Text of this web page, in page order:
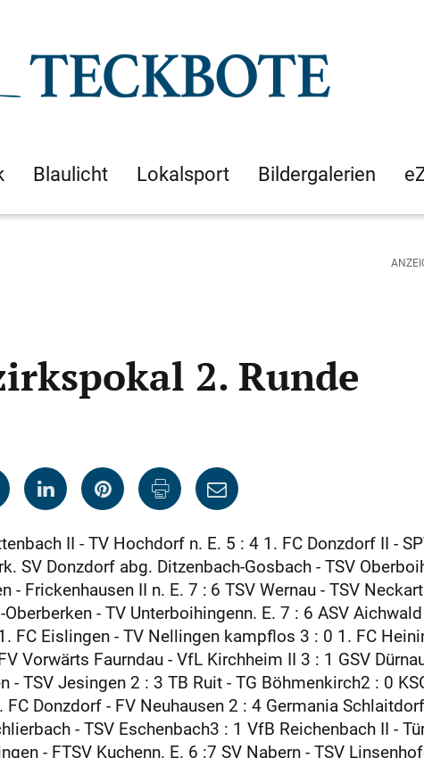
Blaulicht Lokalsport Bildergalerien
2. Runde
II - TV Hochdorf n. E. 5 : 4 1. FC Donzdorf II -
SV Donzdorf abg. Ditzenbach-Gosbach - TSV
- Frickenhausen II n. E. 7 : 6 TSV Wernau - TSV
- TV Unterboihingenn. E. 7 : 6 ASV Aichwald
FC Eislingen - TV Nellingen kampflos 3 : 0 1. FC
Vorwärts Faurndau - VfL Kirchheim II 3 : 1 GSV
TSV Jesingen 2 : 3 TB Ruit - TG Böhmenkirch2 : 0
Donzdorf - FV Neuhausen 2 : 4 Germania
- TSV Eschenbach3 : 1 VfB Reichenbach II -
- FTSV Kuchenn. E. 6 :7 SV Nabern - TSV